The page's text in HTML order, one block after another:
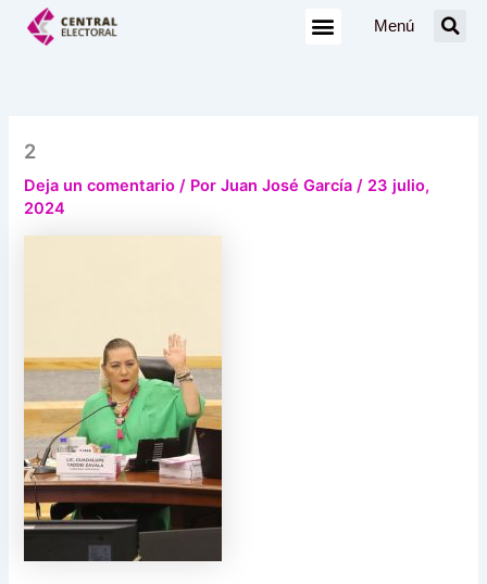
Menú
2
Deja un comentario / PorJuan José García/ 23 julio,
2024